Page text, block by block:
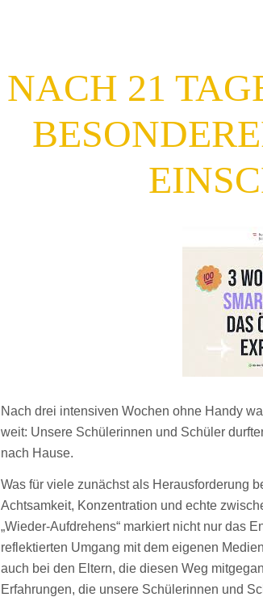
NACH 21
Nach drei intensiven Wochen ohne Handy
weit: Unsere Schülerinnen und Schüler
nach Hause.
Was für viele zunächst als Herausforderung
Achtsamkeit, Konzentration und echte
„Wieder-Aufdrehens“ markiert nicht nur das
reflektierten Umgang mit dem eigenen
auch bei den Eltern, die diesen Weg
Erfahrungen, die unsere Schülerinnen und